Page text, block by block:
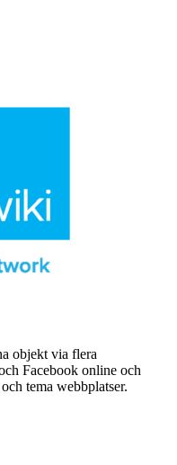
objekt via flera
Facebook online och
tema webbplatser.